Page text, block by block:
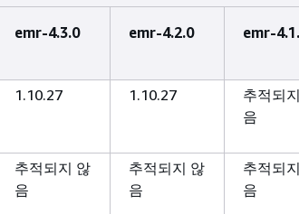
emr-4.3.0 emr-4.2.0 emr-
1.10.27 1.10.27
추적되
음
추적되지 않
음
추적되지 않
음
추적되
음